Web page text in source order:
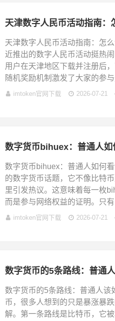
天津数字人民币活动指南：
天津数字人民币活动指南：怎
近推出的数字人民币活动挺热
用户在天津地区下载并注册后
随机奖励机制激发了大家的参
imtoken官网下载 2026-07-21
数字货币bihuex：普通人
数字货币bihuex：普通人如何
的数字货币话题，它不像比特
里引发热议。这意味着每一枚
而是参与网络权益的证明。只
imtoken官网下载 2026-07-21
数字货币的5条路线：普通
数字货币的5条路线：普通人该
币，很多人想到的只是暴涨暴
解。第一条路线是比特币，它